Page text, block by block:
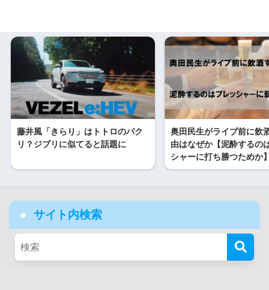
藤井風「きらり」はトトロのパク
リ？ジブリに似てると話題に
奥田民生がライブ前に飲
由はなぜか【泥酔するの
シャーに打ち勝つためか
サイト内検索